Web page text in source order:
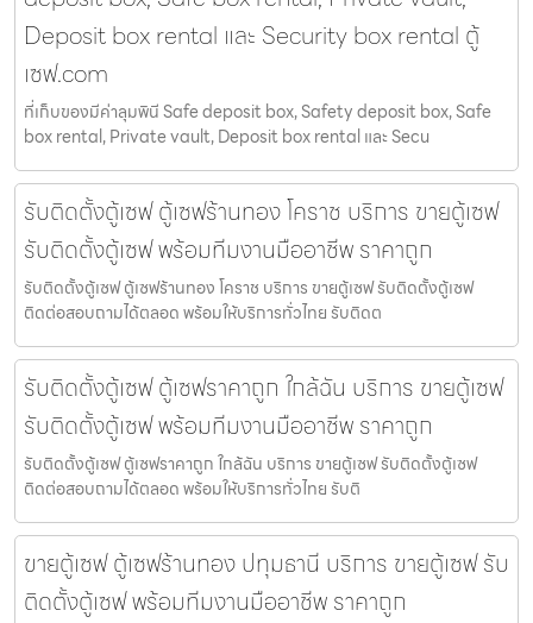
Deposit box rental และ Security box rental ตู้
เซฟ.com
ที่เก็บของมีค่าลุมพินี Safe deposit box, Safety deposit box, Safe
box rental, Private vault, Deposit box rental และ Secu
รับติดตั้งตู้เซฟ ตู้เซฟร้านทอง โคราช บริการ ขายตู้เซฟ
รับติดตั้งตู้เซฟ พร้อมทีมงานมืออาชีพ ราคาถูก
รับติดตั้งตู้เซฟ ตู้เซฟร้านทอง โคราช บริการ ขายตู้เซฟ รับติดตั้งตู้เซฟ
ติดต่อสอบถามได้ตลอด พร้อมให้บริการทั่วไทย รับติดต
รับติดตั้งตู้เซฟ ตู้เซฟราคาถูก ใกล้ฉัน บริการ ขายตู้เซฟ
รับติดตั้งตู้เซฟ พร้อมทีมงานมืออาชีพ ราคาถูก
รับติดตั้งตู้เซฟ ตู้เซฟราคาถูก ใกล้ฉัน บริการ ขายตู้เซฟ รับติดตั้งตู้เซฟ
ติดต่อสอบถามได้ตลอด พร้อมให้บริการทั่วไทย รับติ
ขายตู้เซฟ ตู้เซฟร้านทอง ปทุมธานี บริการ ขายตู้เซฟ รับ
ติดตั้งตู้เซฟ พร้อมทีมงานมืออาชีพ ราคาถูก